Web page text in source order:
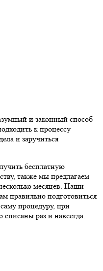
и законный способ
к процессу
и заручиться
бесплатную
также мы предлагаем
месяцев. Наши
правильно подготовиться
процедуру, при
раз и навсегда.